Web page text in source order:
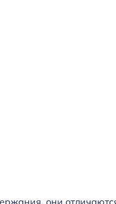
они